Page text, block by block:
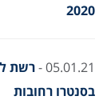
2020
05.01.21 -
בסנטרו רחובות